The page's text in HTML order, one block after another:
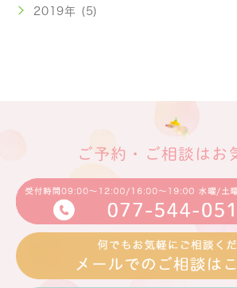
2019年 (5)
ご予約・ご相談はお